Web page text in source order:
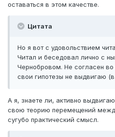
оставаться в этом качестве.
Цитата
Но я вот с удовольствием
Читал и беседовал лично с
Чернобровом. Не согласен
свои гипотезы не выдвигаю
А я, знаете ли, активно
свою теорию перемещений
сугубо практический смысл.